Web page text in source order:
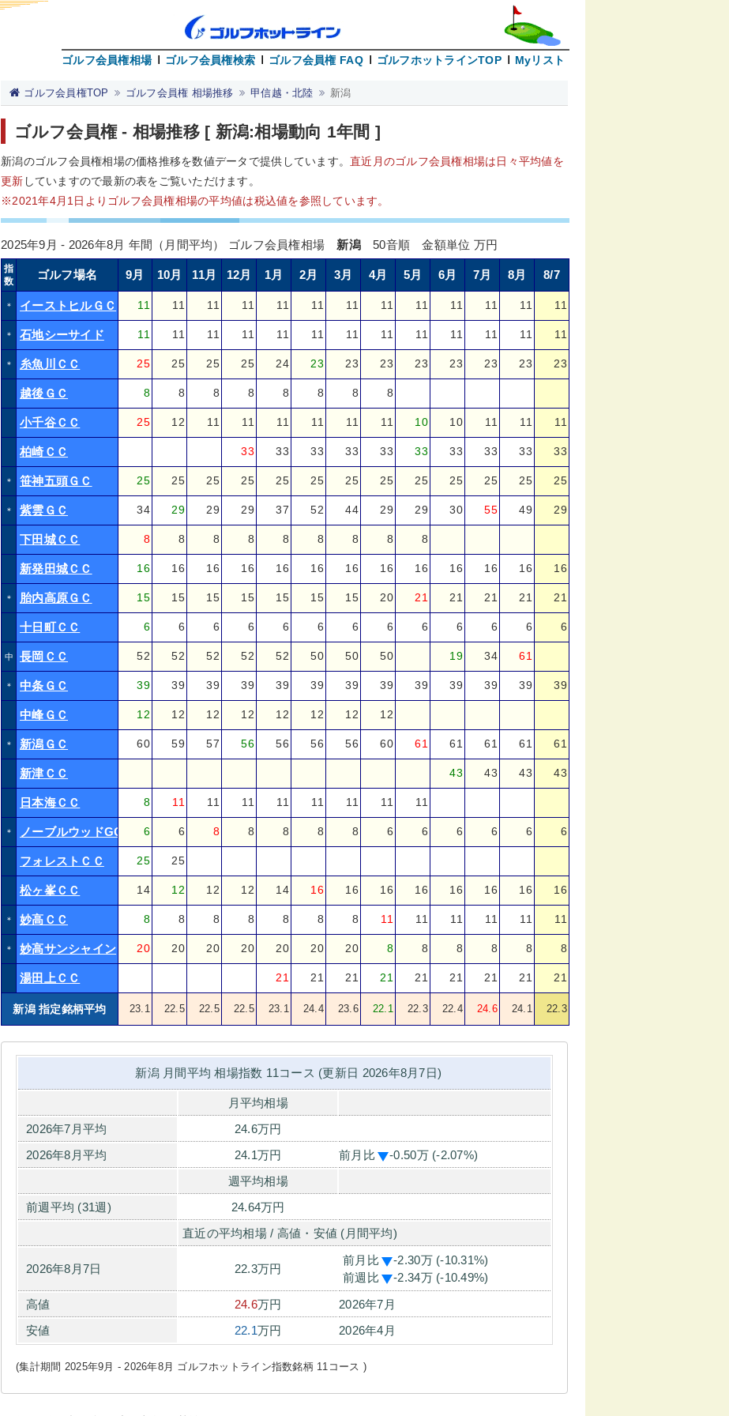
ゴルフ会員権相場 ゴルフ会員権検索 ゴルフ会員権 FAQ ゴルフホットラインTOP Myリスト
ゴルフ会員権TOP ゴルフ会員権 相場推移 甲信越・北陸 新潟
ゴルフ会員権 - 相場推移 [ 新潟:相場動向 1年間 ]
新潟のゴルフ会員権相場の価格推移を数値データで提供しています。直近月のゴルフ会員権相場は日々平均値を
更新 していますので最新の表をご覧いただけます。
※2021年4月1日よりゴルフ会員権相場の平均値は税込値を参照しています。
2025年9月 - 2026年8月 年間（月間平均） ゴルフ会員権相場 新潟50音順 金額単位 万円
指
数
ゴルフ場名 9月 10月 11月 12月 1月 2月 3月 4月 5月 6月 7月 8月 8/7
＊ イーストヒルＧＣ 11 11 11 11 11 11 11 11 11 11 11 11 11
＊ 石地シーサイド 11 11 11 11 11 11 11 11 11 11 11 11 11
＊ 糸魚川ＣＣ 25 25 25 25 24 23 23 23 23 23 23 23 23
越後ＧＣ 8 8 8 8 8 8 8 8
小千谷ＣＣ 25 12 11 11 11 11 11 11 10 10 11 11 11
柏崎ＣＣ 33 33 33 33 33 33 33 33 33 33
＊ 笹神五頭ＧＣ 25 25 25 25 25 25 25 25 25 25 25 25 25
＊ 紫雲ＧＣ 34 29 29 29 37 52 44 29 29 30 55 49 29
下田城ＣＣ 8 8 8 8 8 8 8 8 8
新発田城ＣＣ 16 16 16 16 16 16 16 16 16 16 16 16 16
＊ 胎内高原ＧＣ 15 15 15 15 15 15 15 20 21 21 21 21 21
十日町ＣＣ 6 6 6 6 6 6 6 6 6 6 6 6 6
中 長岡ＣＣ 52 52 52 52 52 50 50 50 19 34 61
＊ 中条ＧＣ 39 39 39 39 39 39 39 39 39 39 39 39 39
中峰ＧＣ 12 12 12 12 12 12 12 12
＊ 新潟ＧＣ 60 59 57 56 56 56 56 60 61 61 61 61 61
新津ＣＣ 43 43 43 43
日本海ＣＣ 8 11 11 11 11 11 11 11 11
＊ ノーブルウッドGC 6 6 8 8 8 8 8 6 6 6 6 6 6
フォレストＣＣ 25 25
松ヶ峯ＣＣ 14 12 12 12 14 16 16 16 16 16 16 16 16
＊ 妙高ＣＣ 8 8 8 8 8 8 8 11 11 11 11 11 11
＊ 妙高サンシャイン 20 20 20 20 20 20 20 8 8 8 8 8 8
湯田上ＣＣ 21 21 21 21 21 21 21 21 21
新潟 指定銘柄平均 23.1 22.5 22.5 22.5 23.1 24.4 23.6 22.1 22.3 22.4 24.6 24.1 22.3
新潟 月間平均 相場指数 11コース (更新日 2026年8月7日)
月平均相場
2026年7月平均
24.6万円
2026年8月平均
24.1万円 前月比
-0.50万 (-2.07%)
週平均相場
前週平均 (31週)
24.64万円
直近の平均相場 / 高値・安値 (月間平均)
2026年8月7日 22.3万円
前月比
-2.30万 (-10.31%)
前週比
-2.34万 (-10.49%)
高値
24.6万円
2026年7月
安値
22.1万円 2026年4月
(集計期間 2025年9月 - 2026年8月 ゴルフホットライン指数銘柄 11コース )